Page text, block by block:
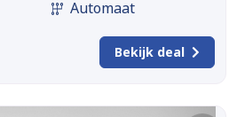
Automaat
Bekijk deal